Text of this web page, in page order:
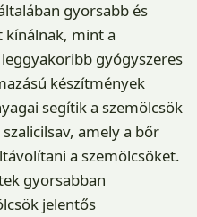
gyorsabb és
kínálnak, mint a
gyógyszeres
készítmények
segítik a szemölcsök
amely a bőr
a szemölcsöket.
gyorsabban
jelentős